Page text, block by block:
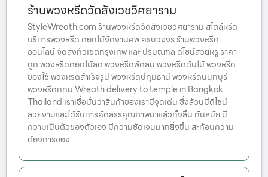
ร้านพวงหรีดวัดสังเวชวิศยาราม
StyleWreath.com ร้านพวงหรีดวัดสังเวชวิศยาราม สไตล์หรีด
บริการพวงหรีด ดอกไม้จัดงานศพ ครบวงจร ร้านพวงหรีด
ออนไลน์ จัดส่งทั่วเขตกรุงเทพ และ ปริมณฑล ดีไซน์สวยหรู ราคา
ถูก พวงหรีดดอกไม้สด พวงหรีดพัดลม พวงหรีดต้นไม้ พวงหรีด
ของใช้ พวงหรีดสำเร็จรูป พวงหรีดปทุมธานี พวงหรีดนนทบุรี
พวงหรีดกทม Wreath delivery to temple in Bangkok
Thailand เราเชื่อมั่นว่าสินค้าของเรามีจุดเด่น ซึ่งล้วนมีดีไซน์
สวยงามและได้รับการคัดสรรคุณภาพมาแล้วทั้งสิ้น ทันสมัย มี
ความเป็นตัวของตัวเอง มีความชัดเจนมากยิ่งขึ้น สะท้อนความ
ต้องการของ